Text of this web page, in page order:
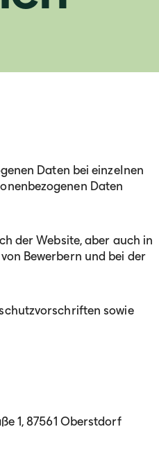
Daten bei einzelnen
Daten
der Website, aber auch in
Bewerbern und bei der
sowie
1, 87561 Oberstdorf